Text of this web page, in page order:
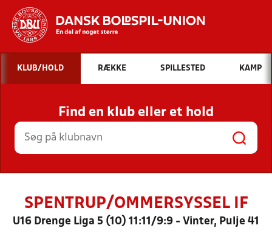
Hvad vil du søge efter?
INDHOLD OG NYHEDER
STILLINGER, RESULTATER, KLUBBER OG
HOLD
KLUB/HOLD RÆKKE SPILLESTED KAMP
Find en klub eller et hold
SPENTRUP/OMMERSYSSEL IF
U16 Drenge Liga 5 (10) 11:11/9:9 - Vinter, Pulje 41